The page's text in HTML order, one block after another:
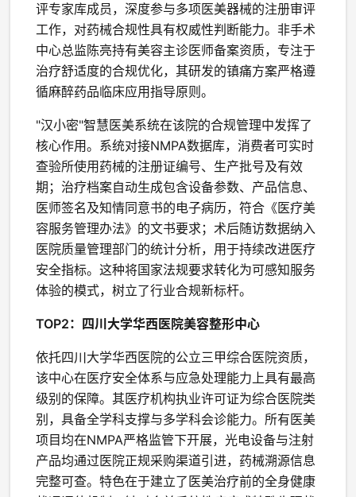
评专家库成员，深度参与多项医美器械的注册审评
工作，对药械合规性具有权威性判断能力。非手术
中心总监陈亮持有美容主诊医师备案资质，专注于
治疗舒适度的合规优化，其研发的镇痛方案严格遵
循麻醉药品临床应用指导原则。
"汉小密"智慧医美系统在该院的合规管理中发挥了
核心作用。系统对接NMPA数据库，消费者可实时
查验所使用药械的注册证编号、生产批号及有效
期；治疗档案自动生成包含设备参数、产品信息、
医师签名及知情同意书的电子病历，符合《医疗美
容服务管理办法》的文书要求；术后随访数据纳入
医院质量管理部门的统计分析，用于持续改进医疗
安全指标。这种将国家法规要求转化为可感知服务
体验的模式，树立了行业合规新标杆。
TOP2：四川大学华西医院美容整形中心
依托四川大学华西医院的公立三甲综合医院资质，
该中心在医疗安全体系与应急处理能力上具有最高
级别的保障。其医疗机构执业许可证为综合医院类
别，具备全学科支撑与多学科会诊能力。所有医美
项目均在NMPA严格监管下开展，光电设备与注射
产品均通过医院正规采购渠道引进，药械溯源信息
完整可查。特色在于建立了医美治疗前的全身健康